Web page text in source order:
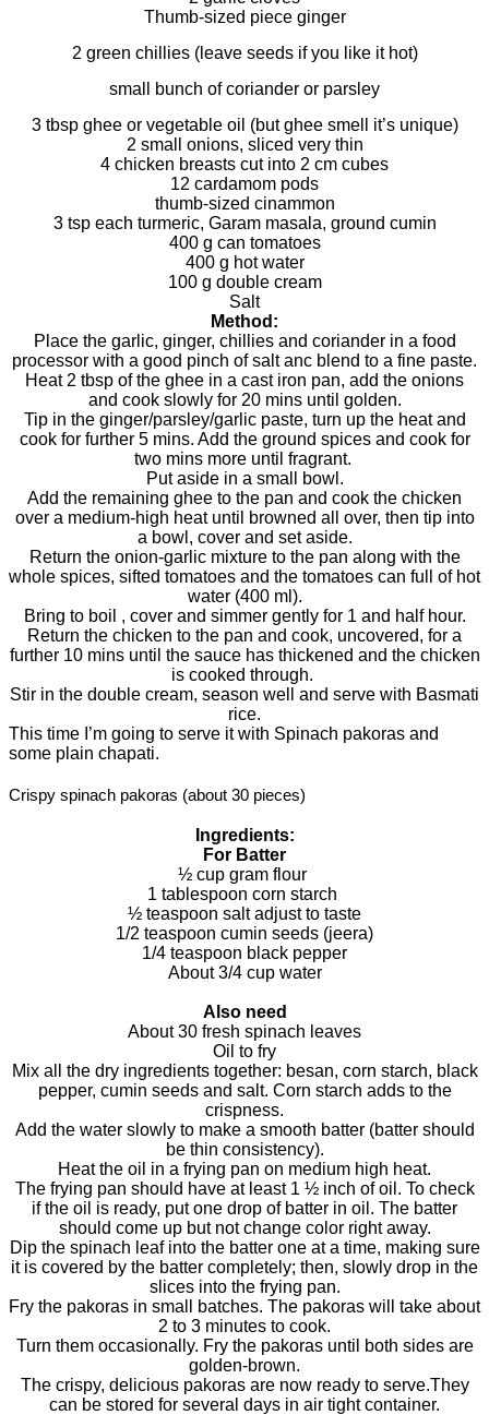
Thumb-sized piece ginger
2 green chillies (leave seeds if you like it hot)
small bunch of coriander or parsley
3 tbsp ghee or vegetable oil (but ghee smell it’s unique)
2 small onions, sliced very thin
4 chicken breasts cut into 2 cm cubes
12 cardamom pods
thumb-sized cinammon
3 tsp each turmeric, Garam masala, ground cumin
400 g can tomatoes
400 g hot water
100 g double cream
Salt
Method:
Place the garlic, ginger, chillies and coriander in a food
processor with a good pinch of salt anc blend to a fine paste.
Heat 2 tbsp of the ghee in a cast iron pan, add the onions
and cook slowly for 20 mins until golden.
Tip in the ginger/parsley/garlic paste, turn up the heat and
cook for further 5 mins. Add the ground spices and cook for
two mins more until fragrant.
Put aside in a small bowl.
Add the remaining ghee to the pan and cook the chicken
over a medium-high heat until browned all over, then tip into
a bowl, cover and set aside.
Return the onion-garlic mixture to the pan along with the
whole spices, sifted tomatoes and the tomatoes can full of hot
water (400 ml).
Bring to boil , cover and simmer gently for 1 and half hour.
Return the chicken to the pan and cook, uncovered, for a
further 10 mins until the sauce has thickened and the chicken
is cooked through.
Stir in the double cream, season well and serve with Basmati
rice.
This time I’m going to serve it with Spinach pakoras and
some plain chapati.
Crispy spinach pakoras (about 30 pieces)
Ingredients:
For Batter
½ cup gram flour
1 tablespoon corn starch
½ teaspoon salt adjust to taste
1/2 teaspoon cumin seeds (jeera)
1/4 teaspoon black pepper
About 3/4 cup water
Also need
About 30 fresh spinach leaves
Oil to fry
Mix all the dry ingredients together: besan, corn starch, black
pepper, cumin seeds and salt. Corn starch adds to the
crispness.
Add the water slowly to make a smooth batter (batter should
be thin consistency).
Heat the oil in a frying pan on medium high heat.
The frying pan should have at least 1 ½ inch of oil. To check
if the oil is ready, put one drop of batter in oil. The batter
should come up but not change color right away.
Dip the spinach leaf into the batter one at a time, making sure
it is covered by the batter completely; then, slowly drop in the
slices into the frying pan.
Fry the pakoras in small batches. The pakoras will take about
2 to 3 minutes to cook.
Turn them occasionally. Fry the pakoras until both sides are
golden-brown.
The crispy, delicious pakoras are now ready to serve.They
can be stored for several days in air tight container.